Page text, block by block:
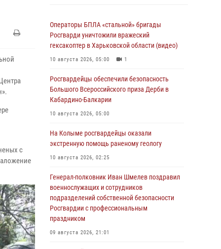
с
Операторы БПЛА «стальной» бригады
Росгварди уничтожили вражеский
гексакоптер в Харьковской области (видео)
10 августа 2026, 05:00 1
Росгвардейцы обеспечили безопасность
Большого Всероссийского приза Дерби в
Кабардино-Балкарии
10 августа 2026, 05:00
На Колыме росгвардейцы оказали
экстренную помощь раненому геологу
10 августа 2026, 02:25
Генерал-полковник Иван Шмелев поздравил
военнослужащих и сотрудников
подразделений собственной безопасности
Росгвардии с профессиональным
праздником
09 августа 2026, 21:01